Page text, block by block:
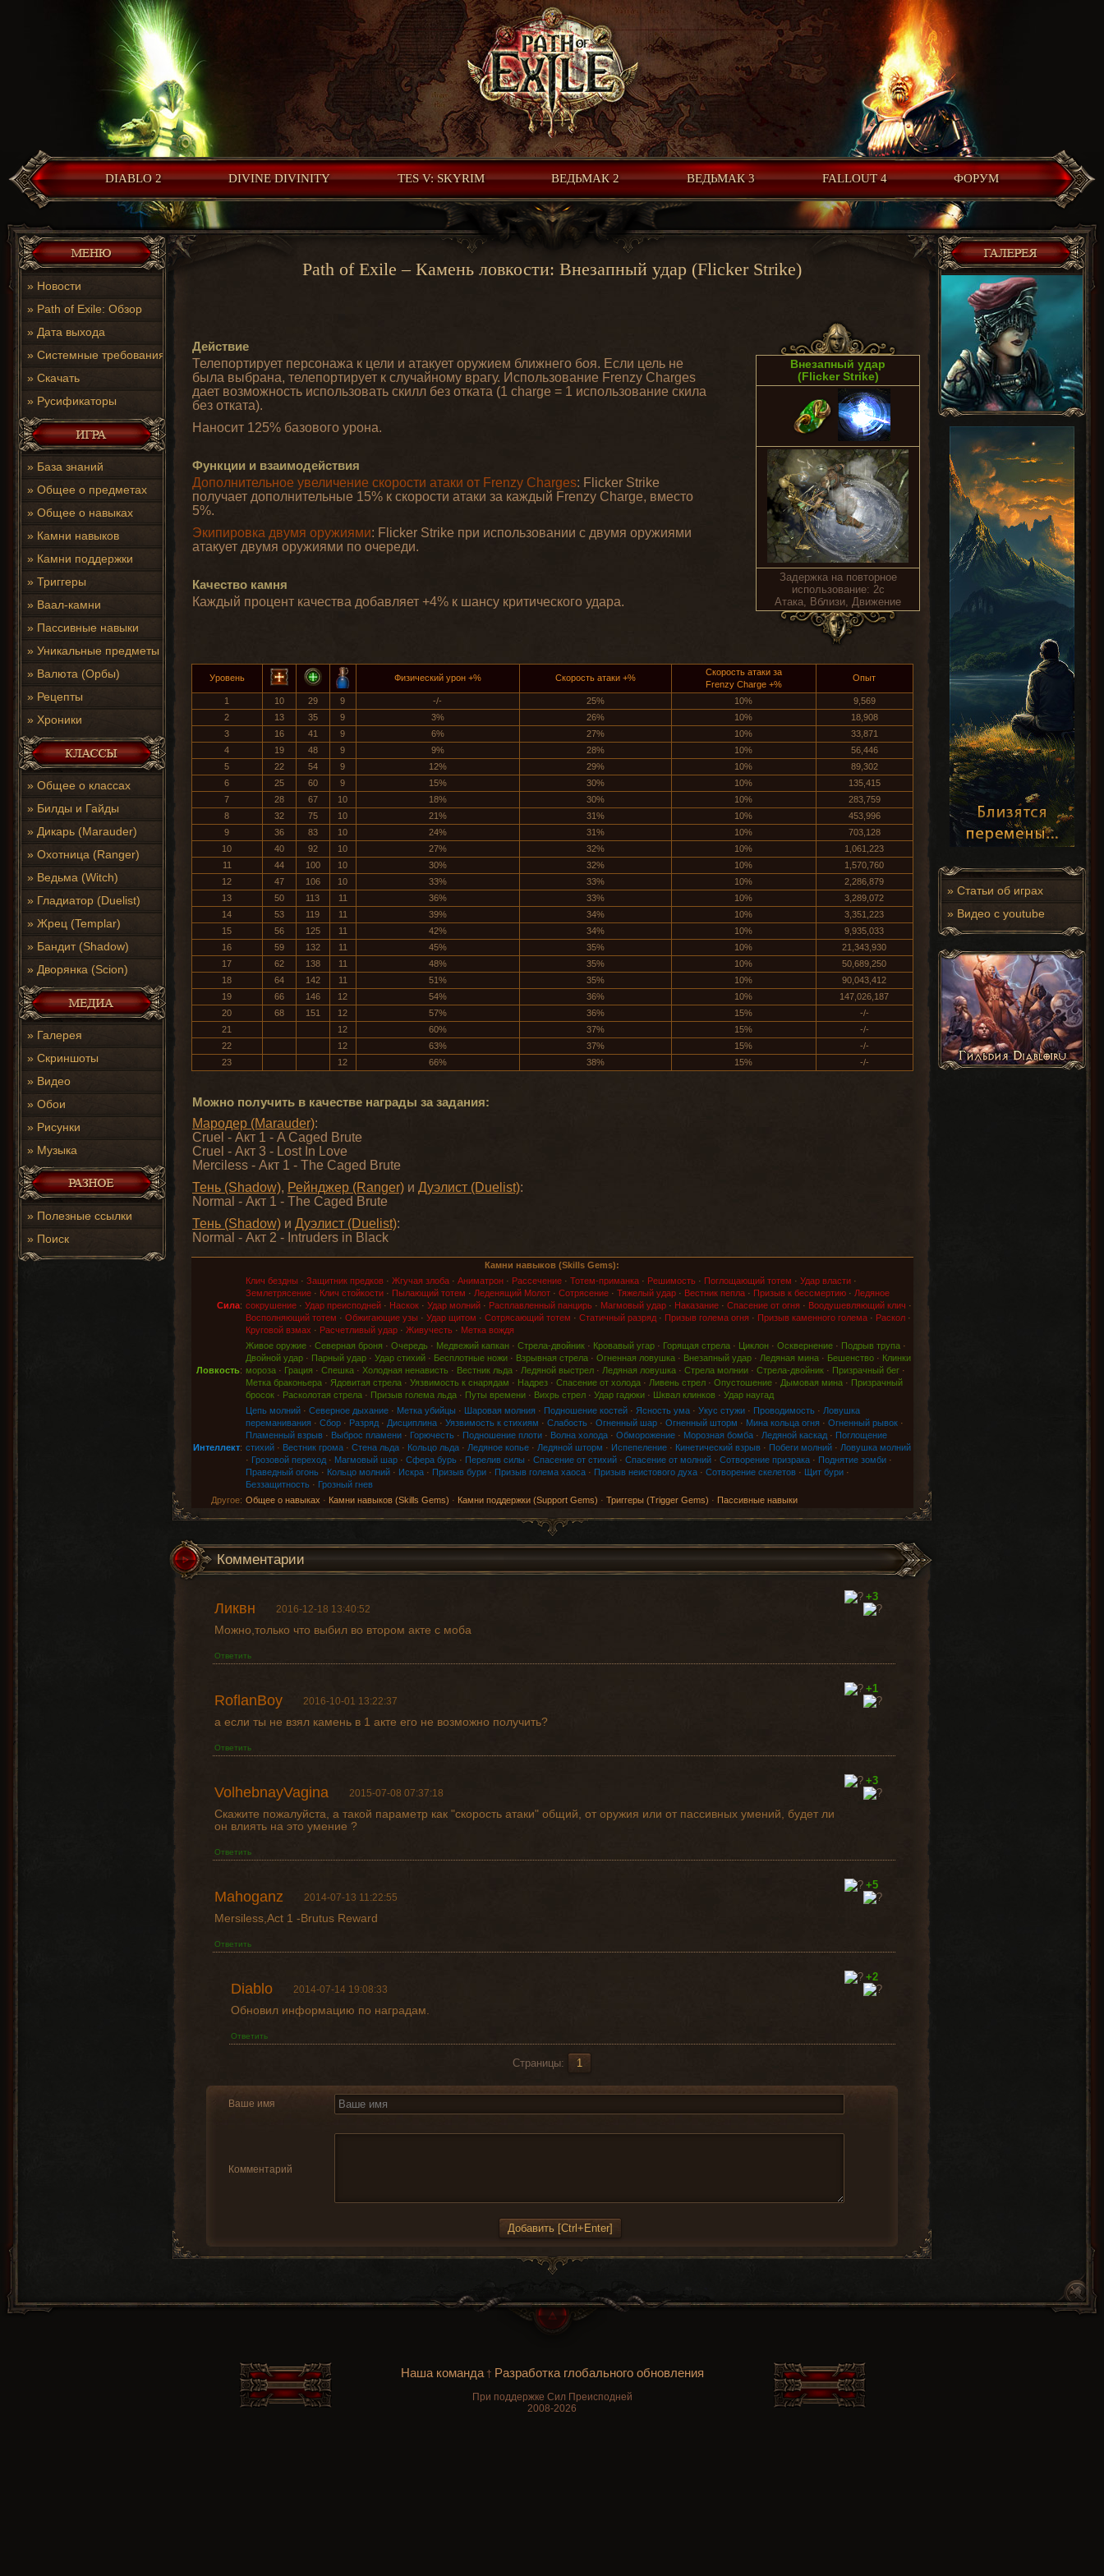
DIABLO 2 DIVINE DIVINITY TES V: SKYRIM ВЕДЬМАК 2 ВЕДЬМАК 3 FALLOUT 4 ФОРУМ
» Новости
» Path of Exile: Обзор
» Дата выхода
» Системные требования
» Скачать
» Русификаторы
» База знаний
» Общее о предметах
» Общее о навыках
» Камни навыков
» Камни поддержки
» Триггеры
» Ваал-камни
» Пассивные навыки
» Уникальные предметы
» Валюта (Орбы)
» Рецепты
» Хроники
» Общее о классах
» Билды и Гайды
» Дикарь (Marauder)
» Охотница (Ranger)
» Ведьма (Witch)
» Гладиатор (Duelist)
» Жрец (Templar)
» Бандит (Shadow)
» Дворянка (Scion)
» Галерея
» Скриншоты
» Видео
» Обои
» Рисунки
» Музыка
» Полезные ссылки
» Поиск
» Статьи об играх
» Видео с youtube
Path of Exile – Камень ловкости: Внезапный удар (Flicker Strike)
Действие
Телепортирует персонажа к цели и атакует оружием ближнего боя. Если цель не
была выбрана, телепортирует к случайному врагу. Использование Frenzy Charges
дает возможность использовать скилл без отката (1 charge = 1 использование скила
без отката).
Наносит 125% базового урона.
Функции и взаимодействия
Дополнительное увеличение скорости атаки от Frenzy Charges: Flicker Strike
получает дополнительные 15% к скорости атаки за каждый Frenzy Charge, вместо
5%.
Экипировка двумя оружиями: Flicker Strike при использовании с двумя оружиями
атакует двумя оружиями по очереди.
Качество камня
Каждый процент качества добавляет +4% к шансу критического удара.
Внезапный удар
(Flicker Strike)
Задержка на повторное
использование: 2с
Атака, Вблизи, Движение
Уровень Физический урон +% Скорость атаки +%
Скорость атаки за
Frenzy Charge +%
Опыт
1 10 29 9 -/- 25% 10%
9,569
2
13 35 9 3% 26% 10%
18,908
3
16 41 9 6% 27% 10%
33,871
4
19 48 9 9% 28% 10%
56,446
5
22 54 9 12% 29% 10%
89,302
6
25 60 9 15% 30% 10%
135,415
7
28 67 10 18% 30% 10%
283,759
8
32 75 10 21% 31% 10%
453,996
9
36 83 10 24% 31% 10%
703,128
10
40 92 10 27% 32% 10%
1,061,223
11
44 100 10 30% 32% 10%
1,570,760
12
47 106 10 33% 33% 10%
2,286,879
13
50 113 11 36% 33% 10%
3,289,072
14
53 119 11 39% 34% 10%
3,351,223
15
56 125 11 42% 34% 10%
9,935,033
16
59 132 11 45% 35% 10%
21,343,930
17
62 138 11 48% 35% 10%
50,689,250
18
64 142 11 51% 35% 10%
90,043,412
19
66 146 12 54% 36% 10%
147,026,187
20
68 151 12 57% 36% 15%
-/-
21
12 60% 37% 15%
-/-
22
12 63% 37% 15%
-/-
23
12 66% 38% 15% -/-
Можно получить в качестве награды за задания:
Мародер (Marauder):
Cruel - Акт 1 - A Caged Brute
Cruel - Акт 3 - Lost In Love
Merciless - Акт 1 - The Caged Brute
Тень (Shadow), Рейнджер (Ranger) и Дуэлист (Duelist):
Normal - Акт 1 - The Caged Brute
Тень (Shadow) и Дуэлист (Duelist):
Normal - Акт 2 - Intruders in Black
Камни навыков (Skills Gems):
Сила:
Клич бездны · Защитник предков· Жгучая злоба· Аниматрон· Рассечение· Тотем-приманка· Решимость· Поглощающий тотем · Удар власти·
Землетрясение· Клич стойкости· Пылающий тотем · Леденящий Молот· Сотрясение· Тяжелый удар· Вестник пепла· Призыв к бессмертию· Ледяное
сокрушение· Удар преисподней· Наскок· Удар молний· Расплавленный панцирь· Магмовый удар· Наказание· Спасение от огня· Воодушевляющий клич ·
Восполняющий тотем · Обжигающие узы · Удар щитом · Сотрясающий тотем · Статичный разряд· Призыв голема огня· Призыв каменного голема· Раскол·
Круговой взмах · Расчетливый удар· Живучесть· Метка вождя
Ловкость:
Живое оружие· Северная броня · Очередь · Медвежий капкан· Стрела-двойник· Кровавый угар· Горящая стрела· Циклон· Осквернение· Подрыв трупа·
Двойной удар· Парный удар· Удар стихий· Бесплотные ножи· Взрывная стрела· Огненная ловушка· Внезапный удар· Ледяная мина· Бешенство· Клинки
мороза· Грация · Спешка· Холодная ненависть · Вестник льда· Ледяной выстрел· Ледяная ловушка· Стрела молнии· Стрела-двойник· Призрачный бег·
Метка браконьера· Ядовитая стрела· Уязвимость к снарядам · Надрез· Спасение от холода· Ливень стрел· Опустошение· Дымовая мина· Призрачный
бросок· Расколотая стрела· Призыв голема льда· Путы времени· Вихрь стрел· Удар гадюки· Шквал клинков· Удар наугад
Интеллект:
Цепь молний· Северное дыхание· Метка убийцы · Шаровая молния· Подношение костей· Ясность ума· Укус стужи· Проводимость· Ловушка
переманивания· Сбор· Разряд· Дисциплина· Уязвимость к стихиям · Слабость· Огненный шар· Огненный шторм · Мина кольца огня· Огненный рывок·
Пламенный взрыв· Выброс пламени· Горючесть· Подношение плоти· Волна холода· Обморожение· Морозная бомба· Ледяной каскад· Поглощение
стихий· Вестник грома· Стена льда· Кольцо льда· Ледяное копье· Ледяной шторм · Испепеление· Кинетический взрыв· Побеги молний· Ловушка молний
· Грозовой переход· Магмовый шар· Сфера бурь· Перелив силы · Спасение от стихий· Спасение от молний· Сотворение призрака· Поднятие зомби·
Праведный огонь· Кольцо молний· Искра· Призыв бури· Призыв голема хаоса· Призыв неистового духа· Сотворение скелетов· Щит бури·
Беззащитность· Грозный гнев
Другое: Общее о навыках · Камни навыков (Skills Gems) · Камни поддержки (Support Gems) · Триггеры (Trigger Gems) · Пассивные навыки
Комментарии
Ликвн 2016-12-18 13:40:52
Можно,только что выбил во втором акте с моба
Ответить
+3
RoflanBoy 2016-10-01 13:22:37
а если ты не взял камень в 1 акте его не возможно получить?
Ответить
+1
VolhebnayVagina 2015-07-08 07:37:18
Скажите пожалуйста, а такой параметр как "скорость атаки" общий, от оружия или от пассивных умений, будет ли
он влиять на это умение ?
Ответить
+3
Mahoganz 2014-07-13 11:22:55
Mersiless,Act 1 -Brutus Reward
Ответить
+5
Diablo 2014-07-14 19:08:33
Обновил информацию по наградам.
Ответить
+2
Страницы: 1
Ваше имя
Комментарий
Наша команда† Разработка глобального обновления
При поддержке Сил Преисподней
2008-2026